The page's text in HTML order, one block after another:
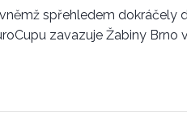
spřehledem dokráčely
zavazuje Žabiny Brno